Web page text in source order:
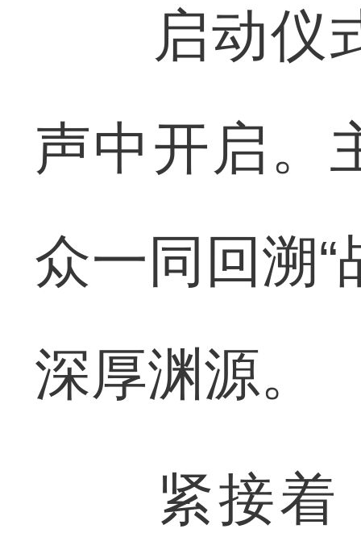
启动仪式
声中开启。
众一同回溯
深厚渊源。
紧接着，